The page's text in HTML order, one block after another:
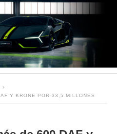
Y KRONE POR 33,5 MILLONES